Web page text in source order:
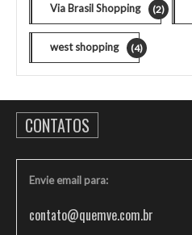
Via Brasil Shopping (2)
west shopping (4)
CONTATOS
Envie email para:
contato@quemve.com.br